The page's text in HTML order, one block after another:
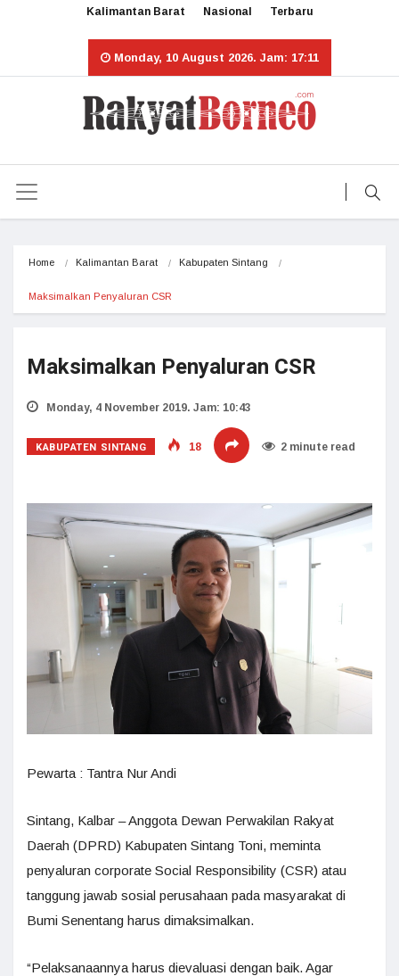
Kalimantan Barat Nasional Terbaru
Monday, 10 August 2026. Jam: 17:11
Home Kalimantan Barat Kabupaten Sintang
Maksimalkan Penyaluran CSR
Maksimalkan Penyaluran CSR
Monday, 4 November 2019. Jam: 10:43
KABUPATEN SINTANG 18 2 minute read
Pewarta : Tantra Nur Andi
Sintang, Kalbar – Anggota Dewan Perwakilan Rakyat
Daerah (DPRD) Kabupaten Sintang Toni, meminta
penyaluran corporate Social Responsibility (CSR) atau
tanggung jawab sosial perusahaan pada masyarakat di
Bumi Senentang harus dimaksimalkan.
“Pelaksanaannya harus dievaluasi dengan baik. Agar